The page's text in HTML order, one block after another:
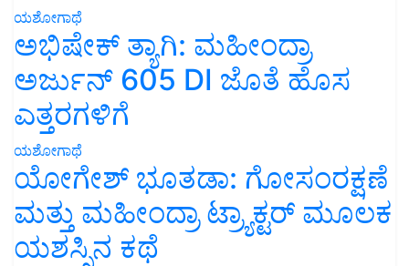
ಯಶೋಗಾಥೆ
ಅಭಿಷೇಕ್ ತ್ಯಾಗಿ: ಮಹೀಂದ್ರಾ
ಅರ್ಜುನ್ 605 DI ಜೊತೆ ಹೊಸ
ಎತ್ತರಗಳಿಗೆ
ಯಶೋಗಾಥೆ
ಯೋಗೇಶ್ ಭೂತಡಾ: ಗೋಸಂರಕ್ಷಣೆ
ಮತ್ತು ಮಹೀಂದ್ರಾ ಟ್ರ್ಯಾಕ್ಟರ್ ಮೂಲಕ
ಯಶಸ್ಸಿನ ಕಥೆ